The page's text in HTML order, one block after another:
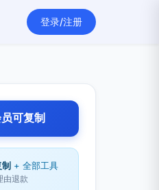
登录/注册
可复制
+ 全部工具
由退款